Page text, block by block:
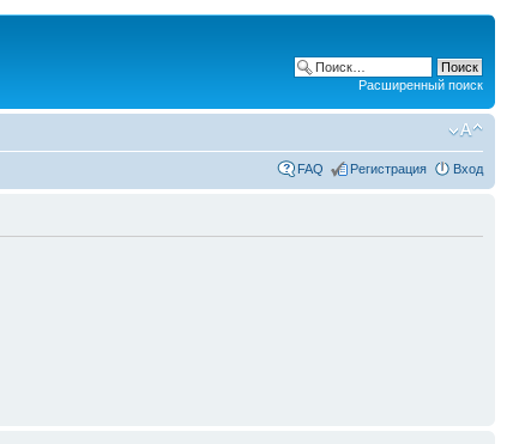
Расширенный поиск
FAQ Регистрация Вход